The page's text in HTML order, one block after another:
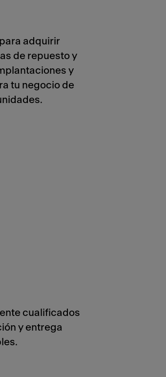
adquirir
de repuesto y
y
tu negocio de
cualificados
y entrega